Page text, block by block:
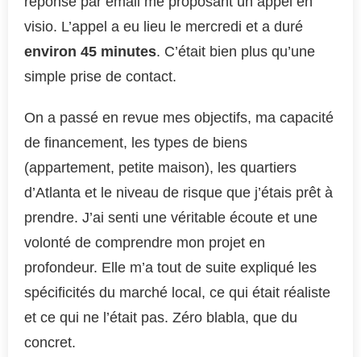
visio. L’appel a eu lieu le mercredi et a duré
environ 45 minutes. C’était bien plus qu’une
simple prise de contact.
On a passé en revue mes objectifs, ma capacité
de financement, les types de biens
(appartement, petite maison), les quartiers
d’Atlanta et le niveau de risque que j’étais prêt à
prendre. J’ai senti une véritable écoute et une
volonté de comprendre mon projet en
profondeur. Elle m’a tout de suite expliqué les
spécificités du marché local, ce qui était réaliste
et ce qui ne l’était pas. Zéro blabla, que du
concret.